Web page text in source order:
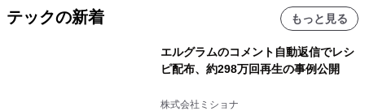
テックの新着 もっと見る
エルグラムのコメント自動返信でレシ
ピ配布、約298万回再生の事例公開
株式会社ミショナ